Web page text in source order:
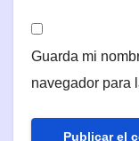
Guarda mi
navegador para